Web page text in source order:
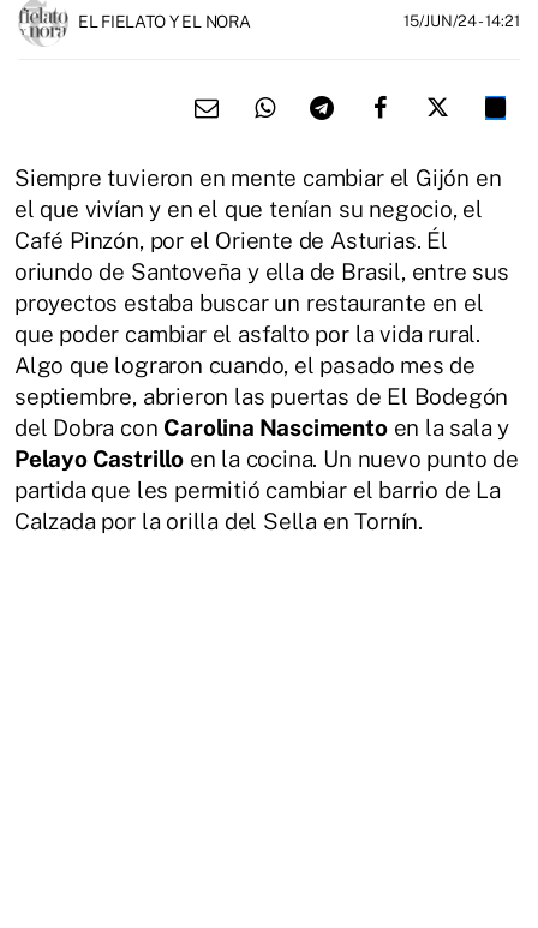
EL FIELATO Y EL NORA 15/JUN/24- 14:21
Siempre tuvieron en mente cambiar el Gijón en
el que vivían y en el que tenían su negocio, el
Café Pinzón, por el Oriente de Asturias. Él
oriundo de Santoveña y ella de Brasil, entre sus
proyectos estaba buscar un restaurante en el
que poder cambiar el asfalto por la vida rural.
Algo que lograron cuando, el pasado mes de
septiembre, abrieron las puertas de El Bodegón
del Dobra con Carolina Nascimentoen la sala y
Pelayo Castrilloen la cocina. Un nuevo punto de
partida que les permitió cambiar el barrio de La
Calzada por la orilla del Sella en Tornín.